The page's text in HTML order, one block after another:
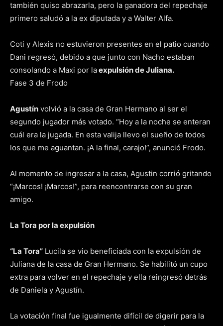
también quiso abrazarla, pero la ganadora del repechaje
primero saludó a la ex diputada y a Walter Alfa.
Coti y Alexis no estuvieron presentes en el patio cuando
Dani regresó, debido a que junto con Nacho estaban
consolando a Maxi por laexpulsión de Juliana.
Fase 3 de Frodo
Agustín volvió a la casa de Gran Hermano al ser el
segundo jugador más votado. “Hoy a la noche se enteran
cuál era la jugada. En esta valija llevo el sueño de todos
los que me aguantan. ¡A la final, carajo!”, anunció Frodo.
Al momento de ingresar a la casa, Agustin corrió gritando
“¡Marcos! ¡Marcos!”, para reencontrarse con su gran
amigo.
La Tora por la expulsión
“La Tora” Lucila se vio beneficiada con la expulsión de
Juliana de la casa de Gran Hermano. Se habilitó un cupo
extra para volver en el repechaje y ella reingresó detrás
de Daniela y Agustín.
La votación final fue igualmente difícil de digerir para la